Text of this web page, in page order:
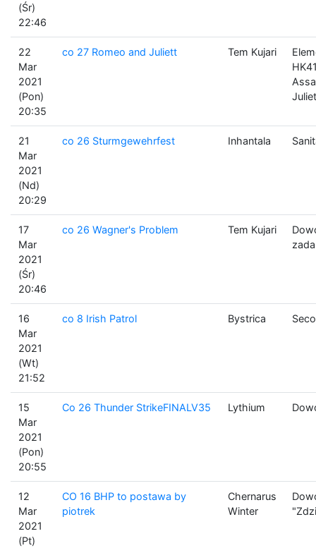
(Śr)
22:46
22
Mar
2021
(Pon)
20:35
co 27 Romeo and Juliett Tem Kujari
21
Mar
2021
(Nd)
20:29
co 26 Sturmgewehrfest Inhantala
17
Mar
2021
(Śr)
20:46
co 26 Wagner's Problem Tem Kujari
16
Mar
2021
(Wt)
21:52
co 8 Irish Patrol Bystrica
15
Mar
2021
(Pon)
20:55
Co 26 Thunder StrikeFINALV35 Lythium
12
Mar
2021
(Pt)
CO 16 BHP to postawa by
piotrek
Chernarus
Winter